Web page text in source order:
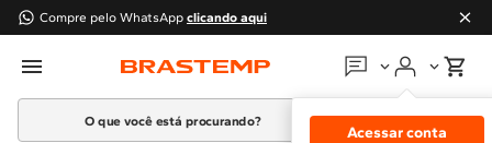
Compre pelo WhatsApp clicando aqui
Em que podemos ajudar?
Acessar conta
O que você está procurando?